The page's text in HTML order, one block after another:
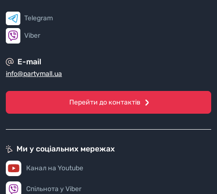
Telegram
Viber
E-mail
info@partymall.ua
Перейти до контактів
Ми у соціальних мережах
Канал на Youtube
Спільнота у Viber